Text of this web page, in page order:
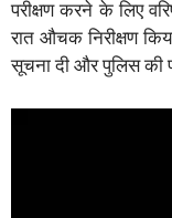
परीक्षण करने के लिए
रात औचक निरीक्षण
सूचना दी और पुलिस की